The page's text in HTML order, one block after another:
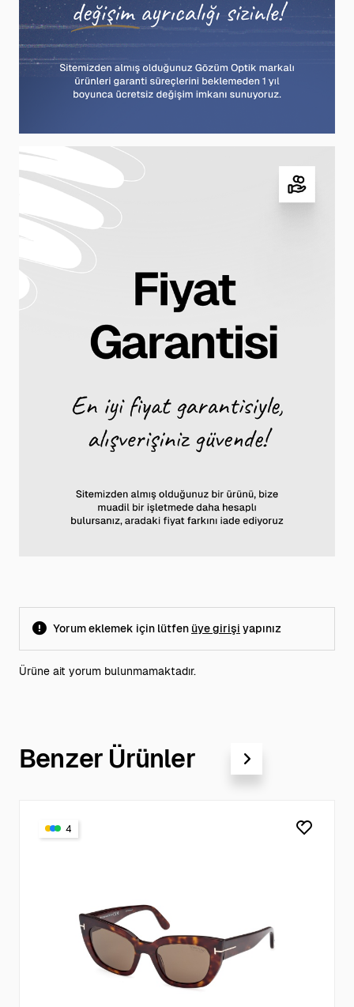
Yorum eklemek için lütfen üye girişi yapınız
Ürüne ait yorum bulunmamaktadır.
Benzer Ürünler
4